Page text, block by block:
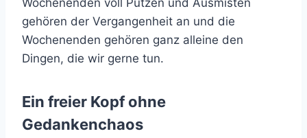
Wochenenden voll Putzen und Ausmisten
gehören der Vergangenheit an und die
Wochenenden gehören ganz alleine den
Dingen, die wir gerne tun.
Ein freier Kopf ohne
Gedankenchaos